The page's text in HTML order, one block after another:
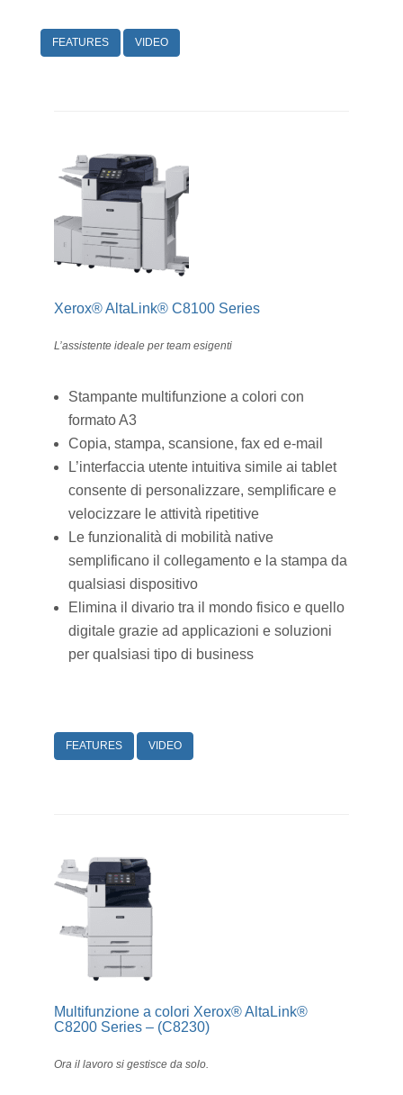
FEATURES VIDEO
Xerox® AltaLink® C8100 Series
L’assistente ideale per team esigenti
Stampante multifunzione a colori con
formato A3
Copia, stampa, scansione, fax ed e-mail
L’interfaccia utente intuitiva simile ai tablet
consente di personalizzare, semplificare e
velocizzare le attività ripetitive
Le funzionalità di mobilità native
semplificano il collegamento e la stampa da
qualsiasi dispositivo
Elimina il divario tra il mondo fisico e quello
digitale grazie ad applicazioni e soluzioni
per qualsiasi tipo di business
FEATURES VIDEO
Multifunzione a colori Xerox® AltaLink®
C8200 Series – (C8230)
Ora il lavoro si gestisce da solo.